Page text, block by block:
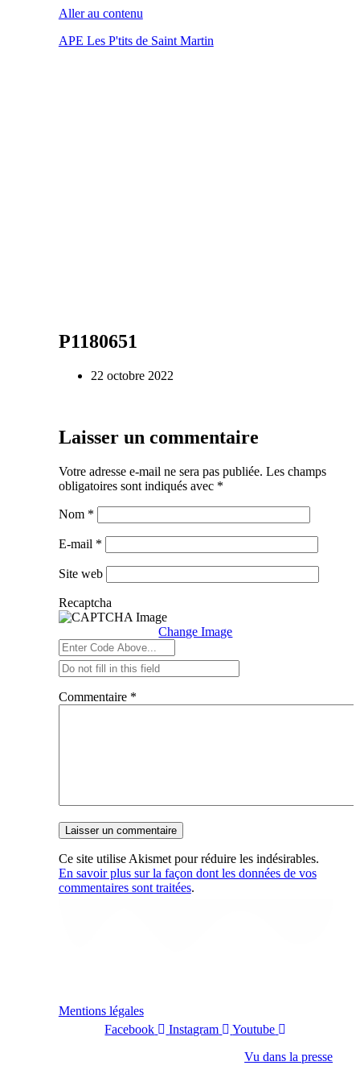
Aller au contenu
APE Les P'tits de Saint Martin
P1180651
22 octobre 2022
Laisser un commentaire
Votre adresse e-mail ne sera pas publiée. Les champs
obligatoires sont indiqués avec *
Nom *
E-mail *
Site web
Recaptcha
Change Image
Commentaire *
Ce site utilise Akismet pour réduire les indésirables.
En savoir plus sur la façon dont les données de vos
commentaires sont traitées.
Mentions légales
Facebook
Instagram
Youtube
Vu dans la presse